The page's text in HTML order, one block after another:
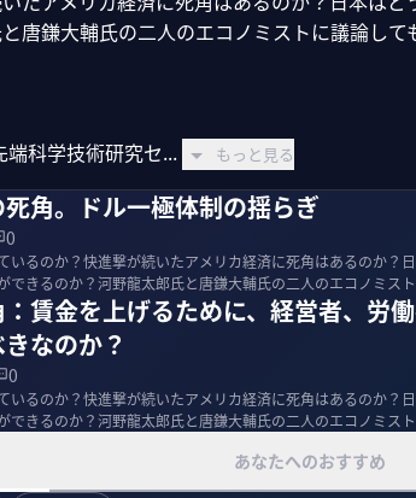
唐鎌大輔氏の二人のエコノミストに議論して
科学技術研究セ...
もっと見る
角。ドル一極体制の揺らぎ
0
いるのか？快進撃が続いたアメリカ経済に死角はあるのか？
できるのか？河野龍太郎氏と唐鎌大輔氏の二人のエコノミス
賃金を上げるために、経営者、労
なのか？
0
いるのか？快進撃が続いたアメリカ経済に死角はあるのか？
できるのか？河野龍太郎氏と唐鎌大輔氏の二人のエコノミス
あなたへのおすすめ